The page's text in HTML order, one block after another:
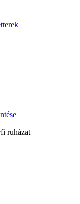
ruházat